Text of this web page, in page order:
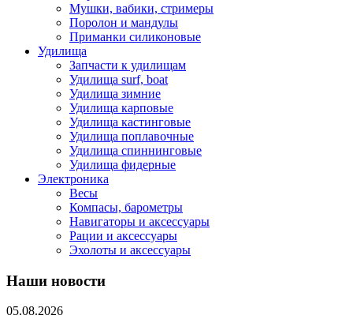
Мушки, вабики, стримеры
Поролон и мандулы
Приманки силиконовые
Удилища
Запчасти к удилищам
Удилища surf, boat
Удилища зимние
Удилища карповые
Удилища кастинговые
Удилища поплавочные
Удилища спиннинговые
Удилища фидерные
Электроника
Весы
Компасы, барометры
Навигаторы и аксессуары
Рации и аксессуары
Эхолоты и аксессуары
Наши новости
05.08.2026